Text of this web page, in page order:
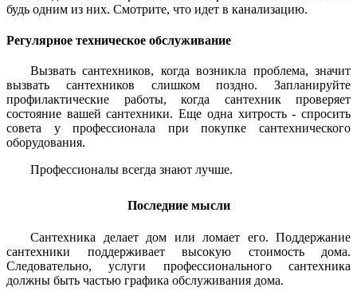
будь одним из них. Смотрите, что идет в канализацию.
Регулярное техническое обслуживание
Вызвать сантехников, когда возникла проблема, значит
вызвать сантехников слишком поздно. Запланируйте
профилактические работы, когда сантехник проверяет
состояние вашей сантехники. Еще одна хитрость - спросить
совета у профессионала при покупке сантехнического
оборудования.
Профессионалы всегда знают лучше.
Последние мысли
Сантехника делает дом или ломает его. Поддержание
сантехники поддерживает высокую стоимость дома.
Следовательно, услуги профессионального сантехника
должны быть частью графика обслуживания дома.